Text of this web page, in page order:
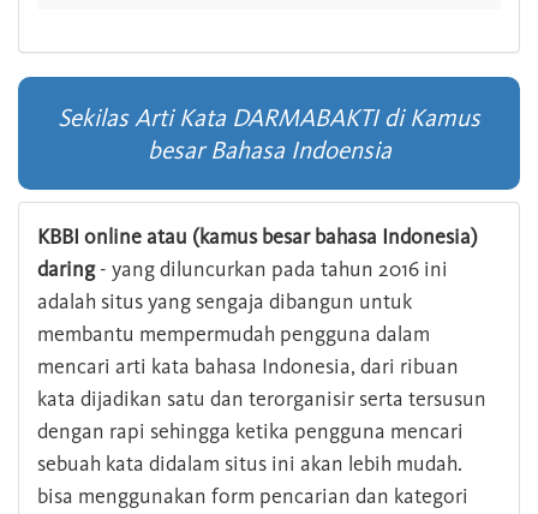
Sekilas Arti Kata DARMABAKTI di Kamus
besar Bahasa Indoensia
KBBI online atau (kamus besar bahasa Indonesia)
daring- yang diluncurkan pada tahun 2016 ini
adalah situs yang sengaja dibangun untuk
membantu mempermudah pengguna dalam
mencari arti kata bahasa Indonesia, dari ribuan
kata dijadikan satu dan terorganisir serta tersusun
dengan rapi sehingga ketika pengguna mencari
sebuah kata didalam situs ini akan lebih mudah.
bisa menggunakan form pencarian dan kategori